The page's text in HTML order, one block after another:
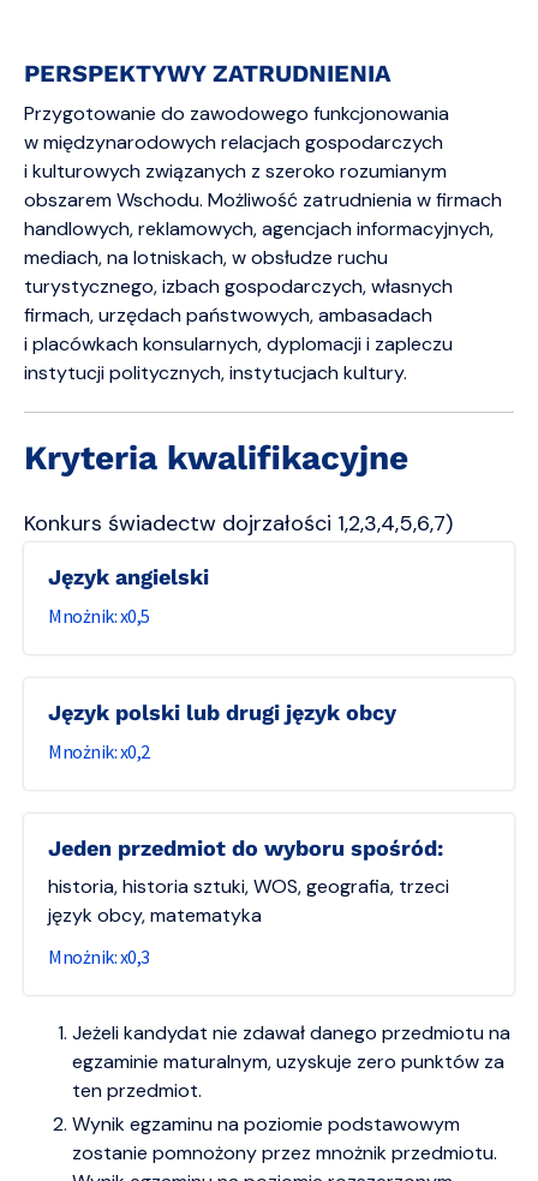
PERSPEKTYWY ZATRUDNIENIA
Przygotowanie do zawodowego funkcjonowania
w międzynarodowych relacjach gospodarczych
i kulturowych związanych z szeroko rozumianym
obszarem Wschodu. Możliwość zatrudnienia w firmach
handlowych, reklamowych, agencjach informacyjnych,
mediach, na lotniskach, w obsłudze ruchu
turystycznego, izbach gospodarczych, własnych
firmach, urzędach państwowych, ambasadach
i placówkach konsularnych, dyplomacji i zapleczu
instytucji politycznych, instytucjach kultury.
Kryteria kwalifikacyjne
Konkurs świadectw dojrzałości 1,2,3,4,5,6,7)
Język angielski
0,5
Język polski lub drugi język obcy
0,2
Jeden przedmiot do wyboru spośród:
historia, historia sztuki, WOS, geografia, trzeci
język obcy, matematyka
0,3
Jeżeli kandydat nie zdawał danego przedmiotu na
egzaminie maturalnym, uzyskuje zero punktów za
ten przedmiot.
Wynik egzaminu na poziomie podstawowym
zostanie pomnożony przez mnożnik przedmiotu.